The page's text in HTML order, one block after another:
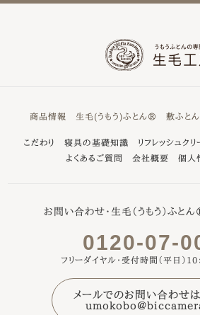
商品情報 生毛(うもう)ふとん® 敷ふとん
こだわり 寝具の基礎知識 リフレッシュク
よくあるご質問
会社概要 個人
お問い合わせ・生毛（うもう）ふと
0120-07-
フリーダイヤル・受付時間（平日）
メールでのお問い合わせは